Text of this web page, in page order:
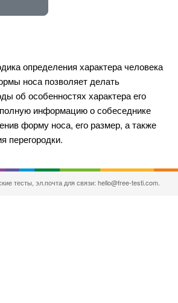
определения характера человека
носа позволяет делать
об особенностях характера его
информацию о собеседнике
форму носа, его размер, а также
перегородки.
тесты, эл.почта для связи: hello@free-testi.com.